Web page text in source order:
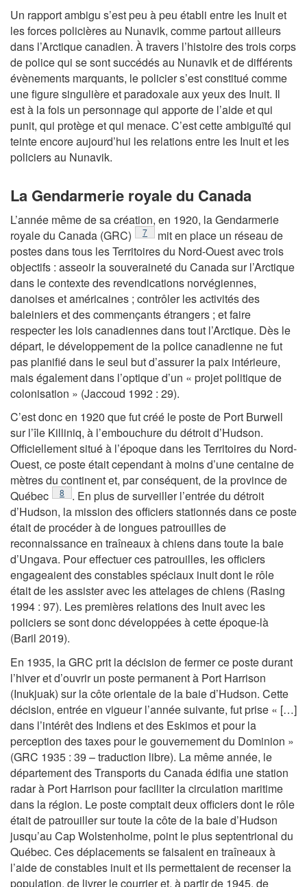
Un rapport ambigu s’est peu à peu établi entre les Inuit et
les forces policières au Nunavik, comme partout ailleurs
dans l’Arctique canadien. À travers l’histoire des trois corps
de police qui se sont succédés au Nunavik et de différents
évènements marquants, le policier s’est constitué comme
une figure singulière et paradoxale aux yeux des Inuit. Il
est à la fois un personnage qui apporte de l’aide et qui
punit, qui protège et qui menace. C’est cette ambiguïté qui
teinte encore aujourd’hui les relations entre les Inuit et les
policiers au Nunavik.
La Gendarmerie royale du Canada
L’année même de sa création, en 1920, la Gendarmerie
royale du Canada (GRC)
Note de bas de page
7
mit en place un réseau de
postes dans tous les Territoires du Nord-Ouest avec trois
objectifs : asseoir la souveraineté du Canada sur l’Arctique
dans le contexte des revendications norvégiennes,
danoises et américaines ; contrôler les activités des
baleiniers et des commençants étrangers ; et faire
respecter les lois canadiennes dans tout l’Arctique. Dès le
départ, le développement de la police canadienne ne fut
pas planifié dans le seul but d’assurer la paix intérieure,
mais également dans l’optique d’un « projet politique de
colonisation » (Jaccoud 1992 : 29).
C’est donc en 1920 que fut créé le poste de Port Burwell
sur l’île Killiniq, à l’embouchure du détroit d’Hudson.
Officiellement situé à l’époque dans les Territoires du Nord-
Ouest, ce poste était cependant à moins d’une centaine de
mètres du continent et, par conséquent, de la province de
Québec
Note de bas de page
8
. En plus de surveiller l’entrée du détroit
d’Hudson, la mission des officiers stationnés dans ce poste
était de procéder à de longues patrouilles de
reconnaissance en traîneaux à chiens dans toute la baie
d’Ungava. Pour effectuer ces patrouilles, les officiers
engageaient des constables spéciaux inuit dont le rôle
était de les assister avec les attelages de chiens (Rasing
1994 : 97). Les premières relations des Inuit avec les
policiers se sont donc développées à cette époque-là
(Baril 2019).
En 1935, la GRC prit la décision de fermer ce poste durant
l’hiver et d’ouvrir un poste permanent à Port Harrison
(Inukjuak) sur la côte orientale de la baie d’Hudson. Cette
décision, entrée en vigueur l’année suivante, fut prise « […]
dans l’intérêt des Indiens et des Eskimos et pour la
perception des taxes pour le gouvernement du Dominion »
(GRC 1935 : 39 – traduction libre). La même année, le
département des Transports du Canada édifia une station
radar à Port Harrison pour faciliter la circulation maritime
dans la région. Le poste comptait deux officiers dont le rôle
était de patrouiller sur toute la côte de la baie d’Hudson
jusqu’au Cap Wolstenholme, point le plus septentrional du
Québec. Ces déplacements se faisaient en traîneaux à
l’aide de constables inuit et ils permettaient de recenser la
population, de livrer le courrier et, à partir de 1945, de